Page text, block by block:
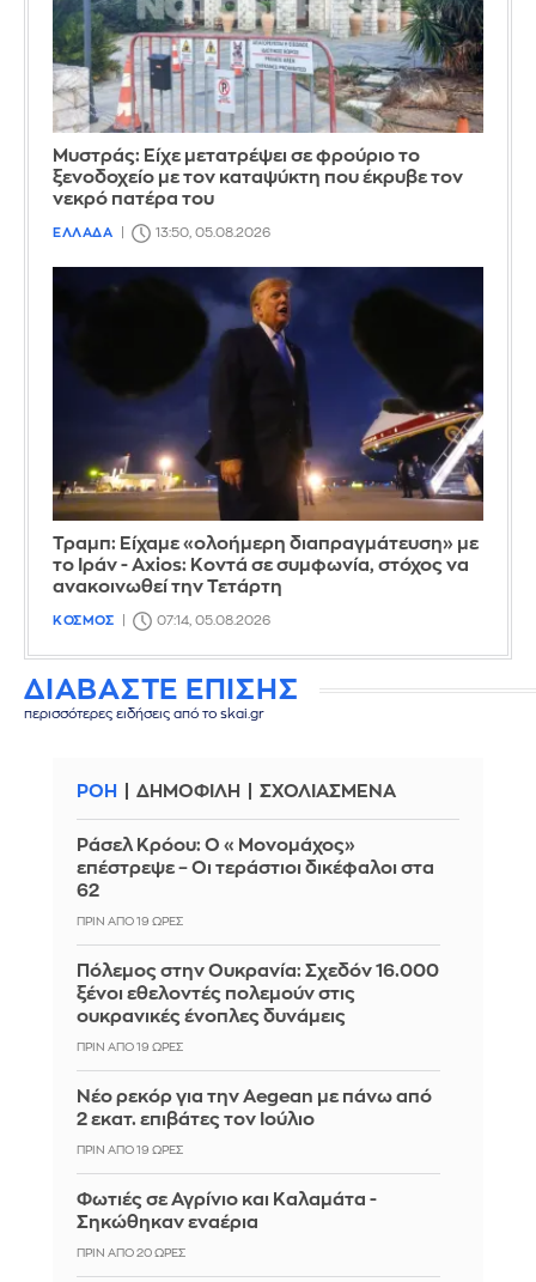
Mυστράς: Είχε μετατρέψει σε φρούριο το
ξενοδοχείο με τον καταψύκτη που έκρυβε τον
νεκρό πατέρα του
ΕΛΛΑΔΑ 13:50, 05.08.2026
Τραμπ: Είχαμε «ολοήμερη διαπραγμάτευση» με
το Ιράν - Axios: Κοντά σε συμφωνία, στόχος να
ανακοινωθεί την Τετάρτη
ΚΟΣΜΟΣ 07:14, 05.08.2026
ΔΙΑΒΑΣΤΕ ΕΠΙΣΗΣ
περισσότερες ειδήσεις από το skai.gr
ΡΟΗ ΔΗΜΟΦΙΛΗ ΣΧΟΛΙΑΣΜΕΝΑ
Ράσελ Κρόου: Ο «Μονομάχος»
επέστρεψε – Οι τεράστιοι δικέφαλοι στα
62
ΠΡΙΝ ΑΠΌ 19 ΏΡΕΣ
Πόλεμος στην Ουκρανία: Σχεδόν 16.000
ξένοι εθελοντές πολεμούν στις
ουκρανικές ένοπλες δυνάμεις
ΠΡΙΝ ΑΠΌ 19 ΏΡΕΣ
Νέο ρεκόρ για την Aegean με πάνω από
2 εκατ. επιβάτες τον Ιούλιο
ΠΡΙΝ ΑΠΌ 19 ΏΡΕΣ
Φωτιές σε Αγρίνιο και Καλαμάτα -
Σηκώθηκαν εναέρια
ΠΡΙΝ ΑΠΌ 20 ΏΡΕΣ